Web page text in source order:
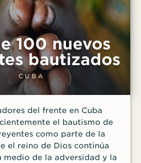
en Cuba y saber
100 nuevos
bautizados
CUBA
del frente en Cuba
el bautismo de
como parte de la
el reino de Dios continúa
medio de la adversidad y la